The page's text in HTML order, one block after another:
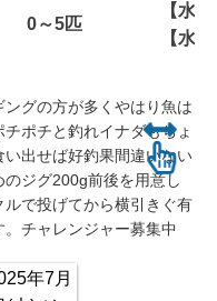
0～5匹
【水
【水
グの方が多くやはり魚は
ポチと釣れイナダもちょ
出せば好釣果間違いない
ジグ200g前後を用意し
で投げてから横引きぐ有
チャレンジャー募集中